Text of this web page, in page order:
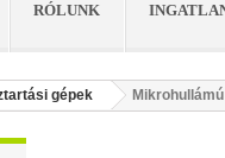
RÓLUNK
gépek